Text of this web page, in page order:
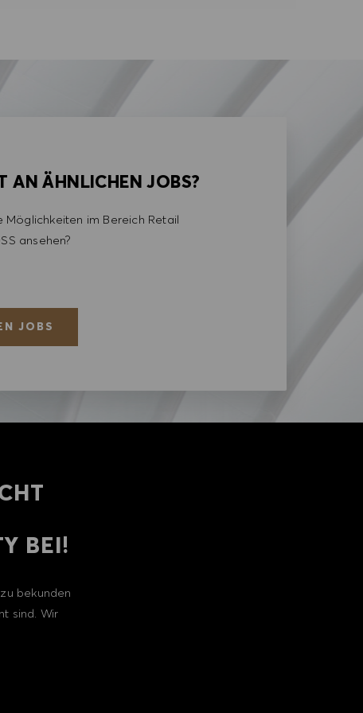
AN ÄHNLICHEN JOBS?
im Bereich Retail
ansehen?
JOBS
BEI!
bekunden
sind. Wir